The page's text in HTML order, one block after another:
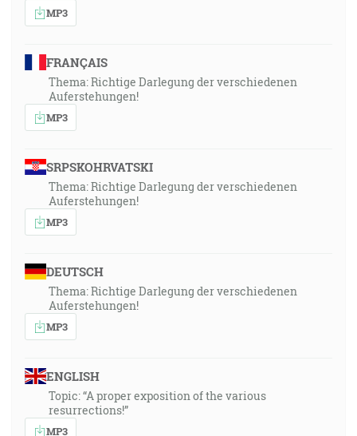
MP3
FRANÇAIS
Thema: Richtige Darlegung der verschiedenen
Auferstehungen!
MP3
SRPSKOHRVATSKI
Thema: Richtige Darlegung der verschiedenen
Auferstehungen!
MP3
DEUTSCH
Thema: Richtige Darlegung der verschiedenen
Auferstehungen!
MP3
ENGLISH
Topic: “A proper exposition of the various
resurrections!”
MP3